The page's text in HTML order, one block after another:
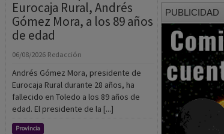
06/08/2026Redacción
Andrés Gómez Mora, presidente de
Eurocaja Rural durante 28 años, ha
fallecido en Toledo a los 89 años de
Provincia